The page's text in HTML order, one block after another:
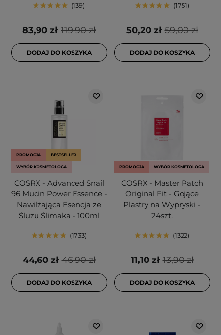
139
119,90 zł
83,90 zł
DODAJ DO KOSZYKA
1751
59,00 zł
50,20 zł
DODAJ DO KOSZYKA
PROMOCJA BESTSELLER
WYBÓR KOSMETOLOGA
COSRX - Advanced Snail
96 Mucin Power Essence -
Nawilżająca Esencja ze
Śluzu Ślimaka - 100ml
1733
46,90 zł
44,60 zł
DODAJ DO KOSZYKA
PROMOCJA WYBÓR KOSMETOLOGA
COSRX - Master Patch
Original Fit - Gojące
Plastry na Wypryski -
24szt.
1322
13,90 zł
11,10 zł
DODAJ DO KOSZYKA